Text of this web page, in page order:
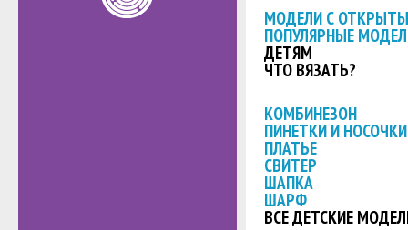
МОДЕЛИ С
ПОПУЛЯРНЫЕ
ДЕТЯМ
ЧТО ВЯЗАТЬ?
КОМБИНЕЗОН
ПИНЕТКИ И НОСОЧКИ
ПЛАТЬЕ
СВИТЕР
ШАПКА
ШАРФ
ВСЕ ДЕТСКИЕ